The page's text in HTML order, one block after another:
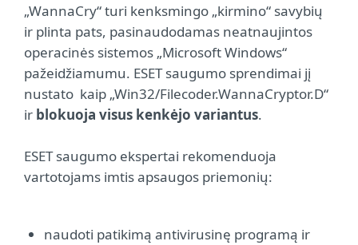
„WannaCry“ turi kenksmingo „kirmino“ savybių
ir plinta pats, pasinaudodamas neatnaujintos
operacinės sistemos „Microsoft Windows“
pažeidžiamumu. ESET saugumo sprendimai jį
nustato kaip „Win32/Filecoder.WannaCryptor.D“
ir blokuoja visus kenkėjo variantus.
ESET saugumo ekspertai rekomenduoja
vartotojams imtis apsaugos priemonių:
naudoti patikimą antivirusinę programą ir